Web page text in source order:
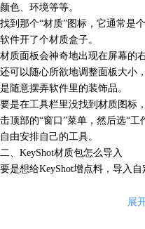
颜色、环境等等。
找到那个“材质”图标，它通常是
软件开了个材质盒子。
材质面板会神奇地出现在屏幕的
还可以随心所欲地调整面板大小
是随意摆弄软件里的装饰品。
要是在工具栏里没找到材质图标
击顶部的“窗口”菜单，然后选“工
自由安排自己的工具。
二、KeyShot材质包怎么导入
要是想给KeyShot增点料，导入
首先，拿到那份KeyShot材质包
些漂亮的衣服，准备装饰软件的外
展